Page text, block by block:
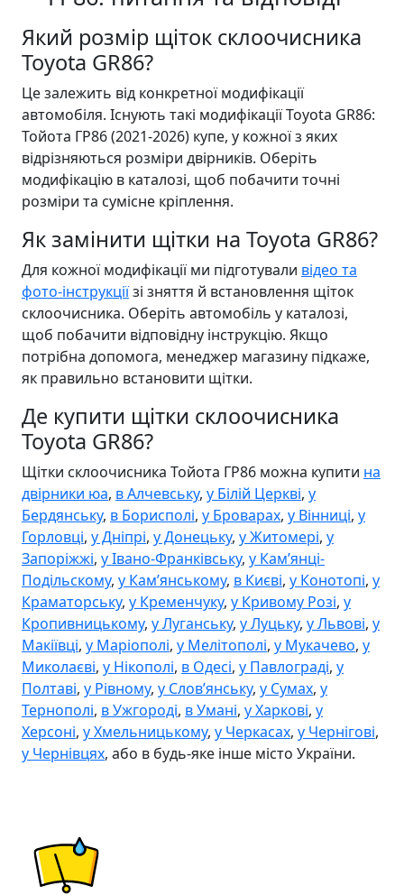
Який розмір щіток склоочисника
Toyota GR86?
Це залежить від конкретної модифікації
автомобіля. Існують такі модифікації Toyota GR86:
Тойота ГР86 (2021-2026) купе, у кожної з яких
відрізняються розміри двірників. Оберіть
модифікацію в каталозі, щоб побачити точні
розміри та сумісне кріплення.
Як замінити щітки на Toyota GR86?
Для кожної модифікації ми підготували відео та
фото-інструкціїзі зняття й встановлення щіток
склоочисника. Оберіть автомобіль у каталозі,
щоб побачити відповідну інструкцію. Якщо
потрібна допомога, менеджер магазину підкаже,
як правильно встановити щітки.
Де купити щітки склоочисника
Toyota GR86?
Щітки склоочисника Тойота ГР86 можна купити на
двірники юа, в Алчевську, у Білій Церкві, у
Бердянську, в Борисполі, у Броварах, у Вінниці, у
Горловці, у Дніпрі, у Донецьку, у Житомері, у
Запоріжжі, у Івано-Франківську, у Камʼянці-
Подільскому, у Камʼянському, в Києві, у Конотопі, у
Краматорську, у Кременчуку, у Кривому Розі, у
Кропивницькому, у Луганську, у Луцьку, у Львові, у
Макіївці, у Маріополі, у Мелітополі, у Мукачево, у
Миколаєві, у Нікополі, в Одесі, у Павлограді, у
Полтаві, у Рівному, у Словʼянську, у Сумах, у
Тернополі, в Ужгороді, в Умані, у Харкові, у
Херсоні, у Хмельницькому, у Черкасах, у Чернігові,
у Чернівцях, або в будь-яке інше місто України.